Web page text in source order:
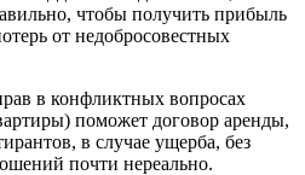
чтобы получить прибыль
от недобросовестных
в конфликтных вопросах
поможет договор аренды,
в случае ущерба, без
почти нереально.